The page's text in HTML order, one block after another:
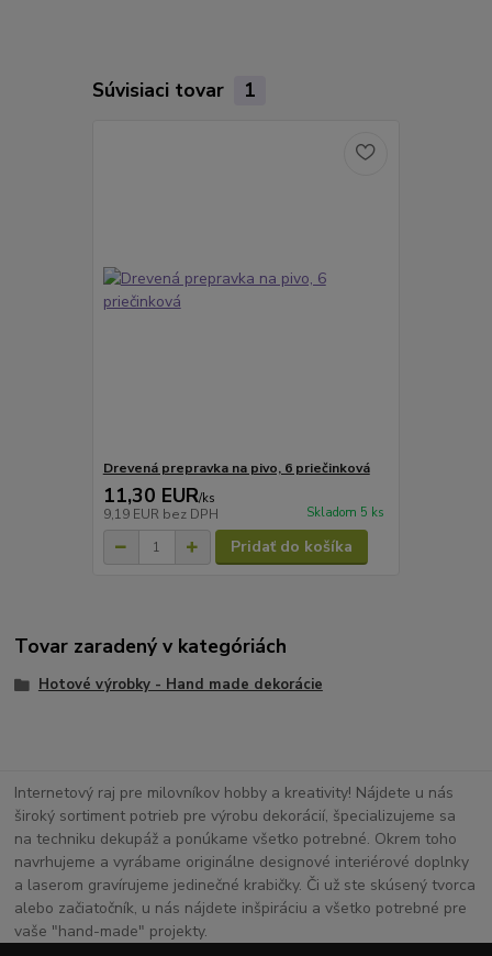
Súvisiaci tovar 1
Drevená prepravka na pivo, 6 priečinková
11,30 EUR/ks
9,19 EUR bez DPH Skladom 5 ks
Pridať do košíka
Tovar zaradený v kategóriách
Hotové výrobky - Hand made dekorácie
Internetový raj pre milovníkov hobby a kreativity! Nájdete u nás
široký sortiment potrieb pre výrobu dekorácií, špecializujeme sa
na techniku dekupáž a ponúkame všetko potrebné. Okrem toho
navrhujeme a vyrábame originálne designové interiérové doplnky
a laserom gravírujeme jedinečné krabičky. Či už ste skúsený tvorca
alebo začiatočník, u nás nájdete inšpiráciu a všetko potrebné pre
vaše "hand-made" projekty.